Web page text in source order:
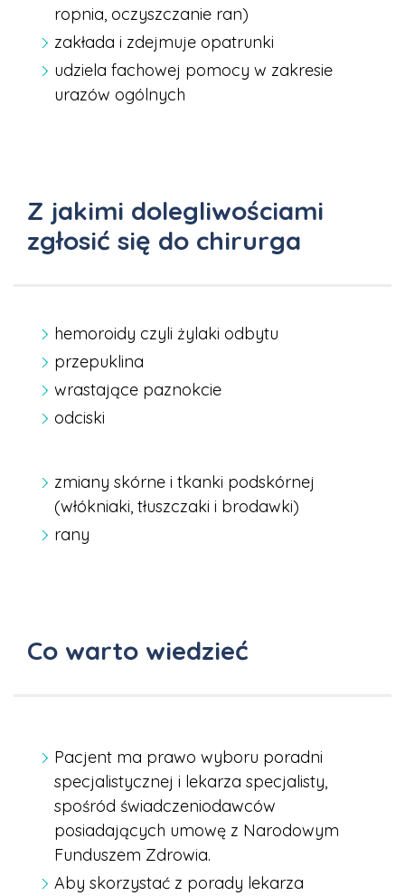
ropnia, oczyszczanie ran)
zakłada i zdejmuje opatrunki
udziela fachowej pomocy w zakresie
urazów ogólnych
Z jakimi dolegliwościami
zgłosić się do chirurga
hemoroidy czyli żylaki odbytu
przepuklina
wrastające paznokcie
odciski
zmiany skórne i tkanki podskórnej
(włókniaki, tłuszczaki i brodawki)
rany
Co warto wiedzieć
Pacjent ma prawo wyboru poradni
specjalistycznej i lekarza specjalisty,
spośród świadczeniodawców
posiadających umowę z Narodowym
Funduszem Zdrowia.
Aby skorzystać z porady lekarza